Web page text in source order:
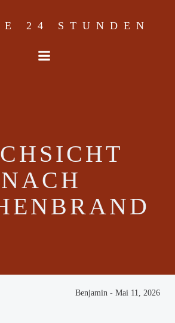
to
24 STUNDEN
NACH
Benjamin - Mai 11, 2026